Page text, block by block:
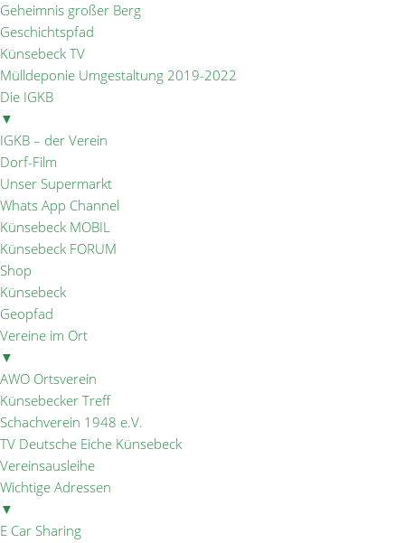
Geheimnis großer Berg
Geschichtspfad
Künsebeck TV
Mülldeponie Umgestaltung 2019-2022
Die IGKB
▼
IGKB – der Verein
Dorf-Film
Unser Supermarkt
Whats App Channel
Künsebeck MOBIL
Künsebeck FORUM
Shop
Künsebeck
Geopfad
Vereine im Ort
▼
AWO Ortsverein
Künsebecker Treff
Schachverein 1948 e.V.
TV Deutsche Eiche Künsebeck
Vereinsausleihe
Wichtige Adressen
▼
E Car Sharing